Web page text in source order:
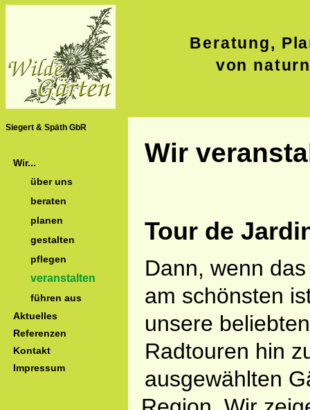
Beratung,
von
Siegert & Späth GbR
Wir...
über uns
beraten
planen
gestalten
pflegen
veranstalten
führen aus
Aktuelles
Referenzen
Kontakt
Impressum
Wir
Tour de
Dann, wenn
am schönsten
unsere
Radtouren hin
ausgewählten